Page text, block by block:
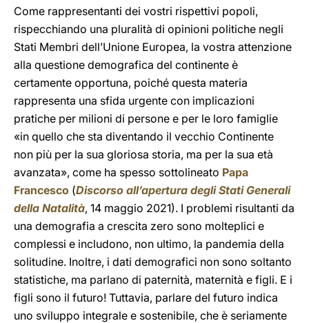
Come rappresentanti dei vostri rispettivi popoli,
rispecchiando una pluralità di opinioni politiche negli
Stati Membri dell’Unione Europea, la vostra attenzione
alla questione demografica del continente è
certamente opportuna, poiché questa materia
rappresenta una sfida urgente con implicazioni
pratiche per milioni di persone e per le loro famiglie
«in quello che sta diventando il vecchio Continente
non più per la sua gloriosa storia, ma per la sua età
avanzata», come ha spesso sottolineato Papa
Francesco (Discorso all’apertura degli Stati Generali
della Natalità, 14 maggio 2021). I problemi risultanti da
una demografia a crescita zero sono molteplici e
complessi e includono, non ultimo, la pandemia della
solitudine. Inoltre, i dati demografici non sono soltanto
statistiche, ma parlano di paternità, maternità e figli. E i
figli sono il futuro! Tuttavia, parlare del futuro indica
uno sviluppo integrale e sostenibile, che è seriamente